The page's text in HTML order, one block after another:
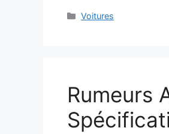
Categories
Voitures
Rumeurs